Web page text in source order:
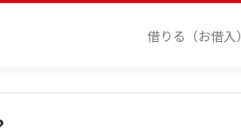
借りる（お借入）